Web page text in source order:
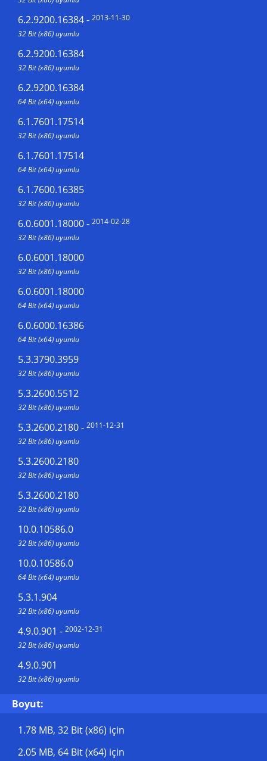
6.2.9200.16384- 2013-11-30
32 Bit (x86) uyumlu
6.2.9200.16384
32 Bit (x86) uyumlu
6.2.9200.16384
64 Bit (x64) uyumlu
6.1.7601.17514
32 Bit (x86) uyumlu
6.1.7601.17514
64 Bit (x64) uyumlu
6.1.7600.16385
32 Bit (x86) uyumlu
6.0.6001.18000- 2014-02-28
32 Bit (x86) uyumlu
6.0.6001.18000
32 Bit (x86) uyumlu
6.0.6001.18000
64 Bit (x64) uyumlu
6.0.6000.16386
64 Bit (x64) uyumlu
5.3.3790.3959
32 Bit (x86) uyumlu
5.3.2600.5512
32 Bit (x86) uyumlu
5.3.2600.2180- 2011-12-31
32 Bit (x86) uyumlu
5.3.2600.2180
32 Bit (x86) uyumlu
5.3.2600.2180
32 Bit (x86) uyumlu
10.0.10586.0
32 Bit (x86) uyumlu
10.0.10586.0
64 Bit (x64) uyumlu
5.3.1.904
32 Bit (x86) uyumlu
4.9.0.901 - 2002-12-31
32 Bit (x86) uyumlu
4.9.0.901
32 Bit (x86) uyumlu
Boyut:
1.78 MB, 32 Bit (x86) için
2.05 MB, 64 Bit (x64) için